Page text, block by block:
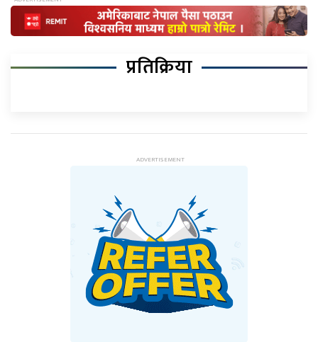
प्रतिक्रिया